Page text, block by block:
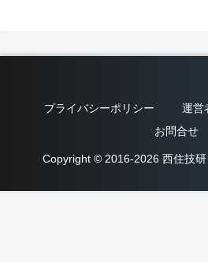
プライバシーポリシー
運営
お問合せ
Copyright © 2016-2026 西住技研